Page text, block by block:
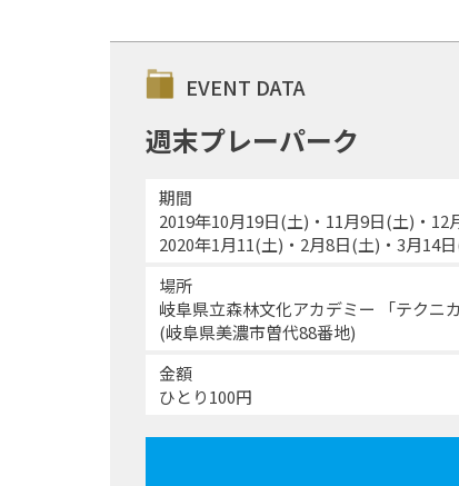
EVENT DATA
週末プレーパーク
期間
2019年10月19日(土)・11月9日(土)・
2020年1月11(土)・2月8日(土)・3月14
場所
岐阜県立森林文化アカデミー 「テクニ
(岐阜県美濃市曽代88番地)
金額
ひとり100円